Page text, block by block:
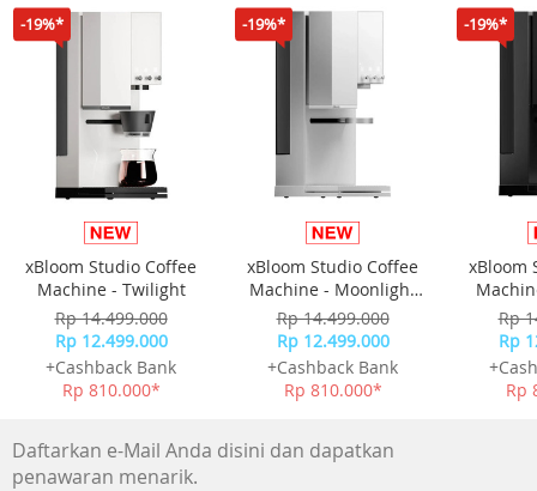
-19%*
xBloom Studio Coffee
Machine - Twilight
Rp 14.499.000
Rp 12.499.000
+Cashback Bank
Rp 810.000*
-19%*
xBloom Studio Coffee
Machine - Moonlight
White
Rp 14.499.000
Rp 12.499.000
+Cashback Bank
Rp 810.000*
-19%*
xBloom
Rp
Rp
Rp
Daftarkan e-Mail Anda disini dan dapatkan
penawaran menarik.